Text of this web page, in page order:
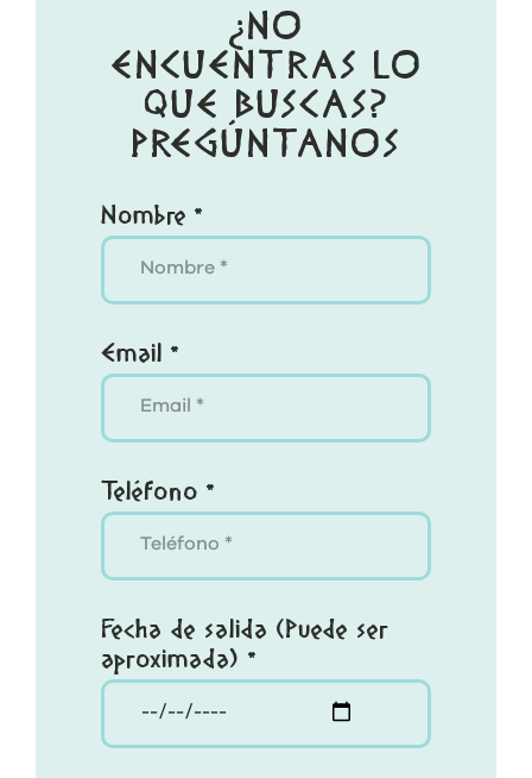
¿NO
ENCUENTRAS LO
QUE BUSCAS?
PREGÚNTANOS
Nombre *
Email *
Teléfono *
Fecha de salida (Puede ser
aproximada) *